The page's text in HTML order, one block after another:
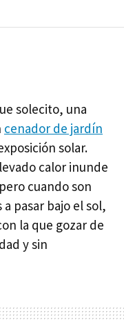
solecito, una
cenador de jardín
solar.
calor inunde
cuando son
pasar bajo el sol,
la que gozar de
y sin